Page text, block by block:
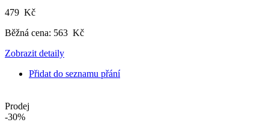
479 Kč
Běžná cena: 563 Kč
Zobrazit detaily
Přidat do seznamu přání
Prodej
-30%